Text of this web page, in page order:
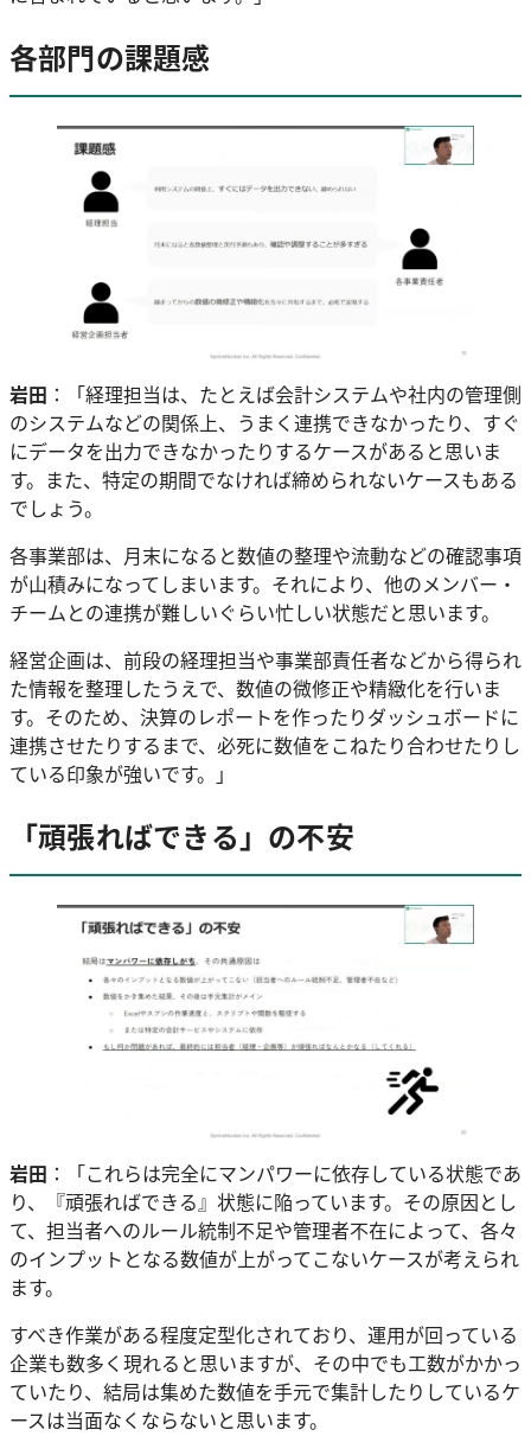
各部門の課題感
岩田 ：「経理担当は、たとえば会計システムや社内の管理側
のシステムなどの関係上、うまく連携できなかったり、すぐ
にデータを出力できなかったりするケースがあると思いま
す。また、特定の期間でなければ締められないケースもある
でしょう。
各事業部は、月末になると数値の整理や流動などの確認事項
が山積みになってしまいます。それにより、他のメンバー・
チームとの連携が難しいぐらい忙しい状態だと思います。
経営企画は、前段の経理担当や事業部責任者などから得られ
た情報を整理したうえで、数値の微修正や精緻化を行いま
す。そのため、決算のレポートを作ったりダッシュボードに
連携させたりするまで、必死に数値をこねたり合わせたりし
ている印象が強いです。」
「頑張ればできる」の不安
岩田 ：「これらは完全にマンパワーに依存している状態であ
り、『頑張ればできる』状態に陥っています。その原因とし
て、担当者へのルール統制不足や管理者不在によって、各々
のインプットとなる数値が上がってこないケースが考えられ
ます。
すべき作業がある程度定型化されており、運用が回っている
企業も数多く現れると思いますが、その中でも工数がかかっ
ていたり、結局は集めた数値を手元で集計したりしているケ
ースは当面なくならないと思います。